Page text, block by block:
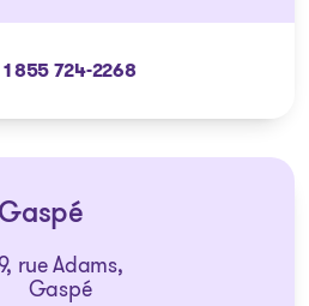
1 855 724-2268
Gaspé
rue Adams,
Gaspé